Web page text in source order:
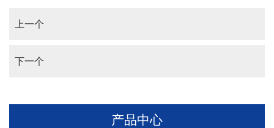
上一个
下一个
产品中心